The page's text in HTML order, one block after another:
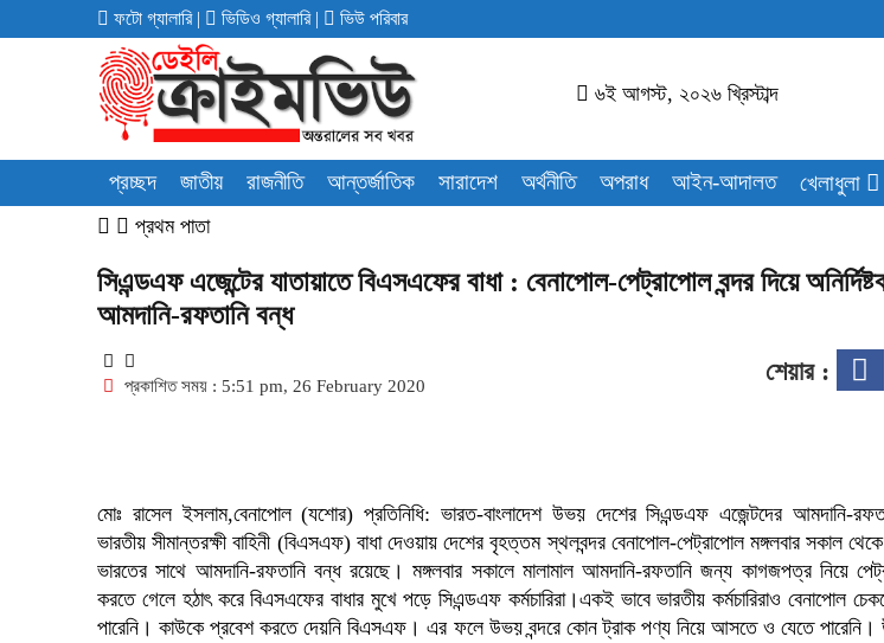
ফটো গ্যালারি | ভিডিও গ্যালারি | ভিউ পরিবার
৬ই আগস্ট, ২০২৬ খ্রিস্টাব্দ
প্রচ্ছদ জাতীয় রাজনীতি আন্তর্জাতিক সারাদেশ অর্থনীতি অপরাধ আইন-আদালত খেলাধুলা
প্রথম পাতা
সিএন্ডএফ এজেন্টের যাতায়াতে বিএসএফের বাধা : বেনাপোল-পেট্রাপোল বন্দর দিয়ে
আমদানি-রফতানি বন্ধ
প্রকাশিত সময় : 5:51 pm, 26 February 2020 শেয়ার :
মোঃ রাসেল ইসলাম,বেনাপোল (যশোর) প্রতিনিধি: ভারত-বাংলাদেশ উভয় দেশের সিএন্ডএফ এজেন্টদের আমদানি-
ভারতীয় সীমান্তরক্ষী বাহিনী (বিএসএফ) বাধা দেওয়ায় দেশের বৃহত্তম স্থলবন্দর বেনাপোল-পেট্রাপোল মঙ্গলবার সকাল থেকে
ভারতের সাথে আমদানি-রফতানি বন্ধ রয়েছে। মঙ্গলবার সকালে মালামাল আমদানি-রফতানি জন্য কাগজপত্র নিয়ে
করতে গেলে হঠাৎ করে বিএসএফের বাধার মুখে পড়ে সিএন্ডএফ কর্মচারিরা।একই ভাবে ভারতীয় কর্মচারিরাও বেনাপোল
পারেনি। কাউকে প্রবেশ করতে দেয়নি বিএসএফ। এর ফলে উভয় বন্দরে কোন ট্রাক পণ্য নিয়ে আসতে ও যেতে পারেনি।